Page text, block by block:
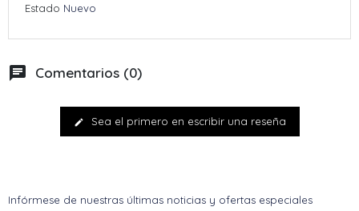
Estado Nuevo
chat Comentarios (0)
edit Sea el primero en escribir una reseña
Infórmese de nuestras últimas noticias y ofertas especiales